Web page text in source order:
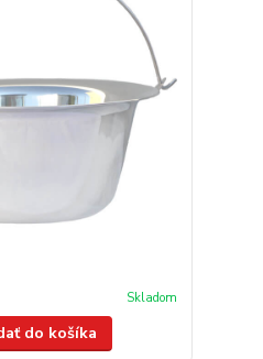
Skladom
do košíka